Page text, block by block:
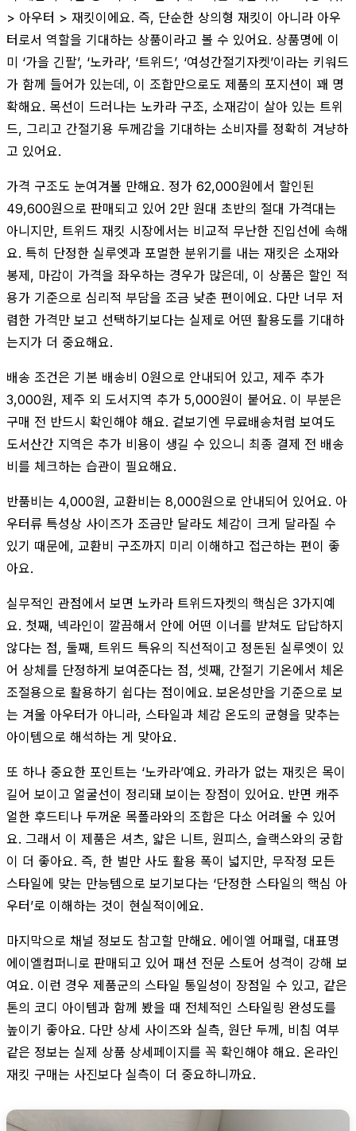
> 아우터 > 재킷이에요. 즉, 단순한 상의형 재킷이 아니라 아우
터로서 역할을 기대하는 상품이라고 볼 수 있어요. 상품명에 이
미 ‘가을 긴팔’, ‘노카라’, ‘트위드’, ‘여성간절기자켓’이라는 키워드
가 함께 들어가 있는데, 이 조합만으로도 제품의 포지션이 꽤 명
확해요. 목선이 드러나는 노카라 구조, 소재감이 살아 있는 트위
드, 그리고 간절기용 두께감을 기대하는 소비자를 정확히 겨냥하
고 있어요.
가격 구조도 눈여겨볼 만해요. 정가 62,000원에서 할인된
49,600원으로 판매되고 있어 2만 원대 초반의 절대 가격대는
아니지만, 트위드 재킷 시장에서는 비교적 무난한 진입선에 속해
요. 특히 단정한 실루엣과 포멀한 분위기를 내는 재킷은 소재와
봉제, 마감이 가격을 좌우하는 경우가 많은데, 이 상품은 할인 적
용가 기준으로 심리적 부담을 조금 낮춘 편이에요. 다만 너무 저
렴한 가격만 보고 선택하기보다는 실제로 어떤 활용도를 기대하
는지가 더 중요해요.
배송 조건은 기본 배송비 0원으로 안내되어 있고, 제주 추가
3,000원, 제주 외 도서지역 추가 5,000원이 붙어요. 이 부분은
구매 전 반드시 확인해야 해요. 겉보기엔 무료배송처럼 보여도
도서산간 지역은 추가 비용이 생길 수 있으니 최종 결제 전 배송
비를 체크하는 습관이 필요해요.
반품비는 4,000원, 교환비는 8,000원으로 안내되어 있어요. 아
우터류 특성상 사이즈가 조금만 달라도 체감이 크게 달라질 수
있기 때문에, 교환비 구조까지 미리 이해하고 접근하는 편이 좋
아요.
실무적인 관점에서 보면 노카라 트위드자켓의 핵심은 3가지예
요. 첫째, 넥라인이 깔끔해서 안에 어떤 이너를 받쳐도 답답하지
않다는 점, 둘째, 트위드 특유의 직선적이고 정돈된 실루엣이 있
어 상체를 단정하게 보여준다는 점, 셋째, 간절기 기온에서 체온
조절용으로 활용하기 쉽다는 점이에요. 보온성만을 기준으로 보
는 겨울 아우터가 아니라, 스타일과 체감 온도의 균형을 맞추는
아이템으로 해석하는 게 맞아요.
또 하나 중요한 포인트는 ‘노카라’예요. 카라가 없는 재킷은 목이
길어 보이고 얼굴선이 정리돼 보이는 장점이 있어요. 반면 캐주
얼한 후드티나 두꺼운 목폴라와의 조합은 다소 어려울 수 있어
요. 그래서 이 제품은 셔츠, 얇은 니트, 원피스, 슬랙스와의 궁합
이 더 좋아요. 즉, 한 벌만 사도 활용 폭이 넓지만, 무작정 모든
스타일에 맞는 만능템으로 보기보다는 ‘단정한 스타일의 핵심 아
우터’로 이해하는 것이 현실적이에요.
마지막으로 채널 정보도 참고할 만해요. 에이엘 어패럴, 대표명
에이엘컴퍼니로 판매되고 있어 패션 전문 스토어 성격이 강해 보
여요. 이런 경우 제품군의 스타일 통일성이 장점일 수 있고, 같은
톤의 코디 아이템과 함께 봤을 때 전체적인 스타일링 완성도를
높이기 좋아요. 다만 상세 사이즈와 실측, 원단 두께, 비침 여부
같은 정보는 실제 상품 상세페이지를 꼭 확인해야 해요. 온라인
재킷 구매는 사진보다 실측이 더 중요하니까요.